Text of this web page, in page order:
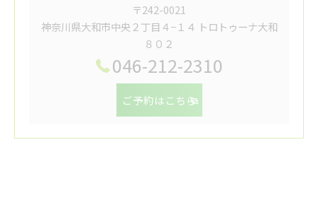
〒242-0021
神奈川県大和市中央２丁目４−１４ トロトゥーナ大和
８０２
046-212-2310
ご予約はこちら